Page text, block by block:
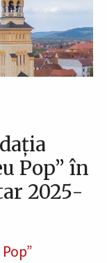
Pop” în
2025-